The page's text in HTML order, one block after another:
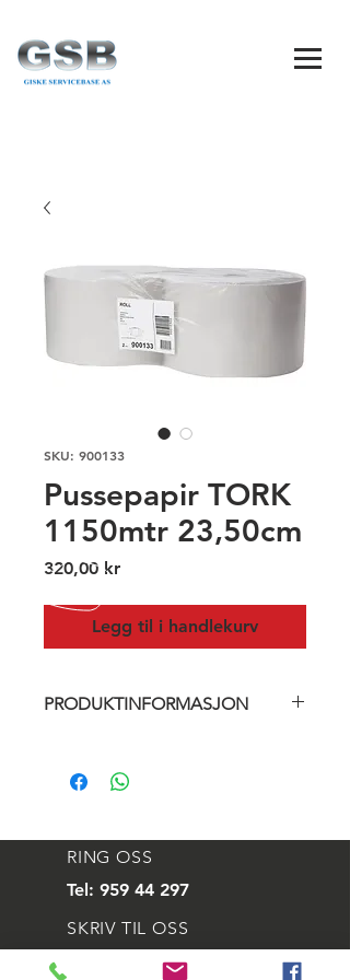
SKU: 900133
Pussepapir TORK
1150mtr 23,50cm
320,00 krPris
Legg til i handlekurv
PRODUKTINFORMASJON
RING OSS
Tel: 959 44 297
SKRIV TIL OSS
E-mail:svein@aleskip.no